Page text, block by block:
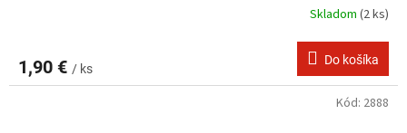
Skladom (2 ks)
1,90 € / ks
Do košíka
Kód: 2888